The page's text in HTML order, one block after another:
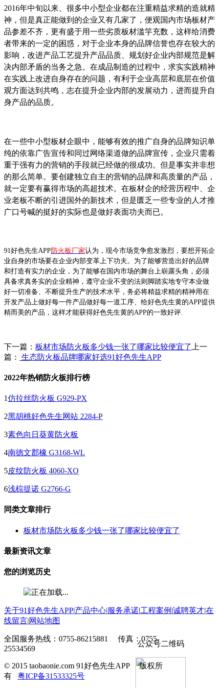
2016年中旬以来、很多中小型企业都在注重精益求精的造就精
神，但是真正能做到的企业又有几家了，便观国内市场板材产
品参差不齐，更有盛于用一些劣质板材滥竽充数，这样给消费
者带来的一定的困惑，对于企业本身的品牌信誉也存在较大的
影响，改进产品工艺提升产品品质、规划好企业内部规范是解
决内部矛盾的当务之急。在成品制造的过程中，求实实践精神
在实践上改进自身存在的问题，有利于企业高层和底层在价值
观方面达到共鸣，志在提升企业内部的发展动力，进而提升自
身产品的品质。
在一些中小型板材企眼中，能够有效的推广自身的品牌知识单
纯的依靠广告宣传和同过网络渠道做的品牌宣传，企业只需着
重于强有力的营销的手段就已经做的很成功。但是事实并非想
的那么简单。要创建独立自主的营销的品牌和高质量的产品，
就一定要有赢得市场的高超技术。在板材企的经营历程中、企
业老板不断的引进国外的新技术，但是匮乏一些专业的人才推
广口号喊的挺好的实际也是做好表面功夫而已。
91好色先生APP防火板厂家认为，现今市场竞争愈发激烈，要想开拓企
业自身的市场要在企业内部变革上下功夫。为了能够营造出好的品牌
和打造有实力的企业，为了能够在国内市场的舞台上崭露头角，必须
具备求真务实的企业精神，遵守企业不变的法则脚踏实地专守本业做
好一切准备、不断提升生产的技术水平，务必将精益求精的精神用在
开发产品上做好每一件产品做好每一道工序、给好色先生黄的APP提供
精而美的产品，这样才能获得好色先生黄的APP的一致好评.
下一篇： 板材市场防火板多少钱一张了哪家比较便宜了 上一
篇：
生态防火板品牌哪家好选91好色先生APP
2022年热销防火板排行榜
1仿拉丝防火板 G929-PX
2黑胡桃好色先生网站 2284-P
3素色向日葵黄防火板
4南德文郡橡 G3168-WL
5皮纹防火板 4060-XO
6浅棕提诺 G2766-G
同类文章排行
板材市场防火板多少钱一张了哪家比较便宜了
最新资讯文章
您的浏览历史
关于91好色先生APP 产品中心 服务承诺工程案例 诚聘英才在
线留言 网站地图
公众号二维码
全国服务热线：0755-86215881 传真：0755-
25534569
© 2015 taobaonie.com 91好色先生APP 版权所
有 粤ICP备31533325号